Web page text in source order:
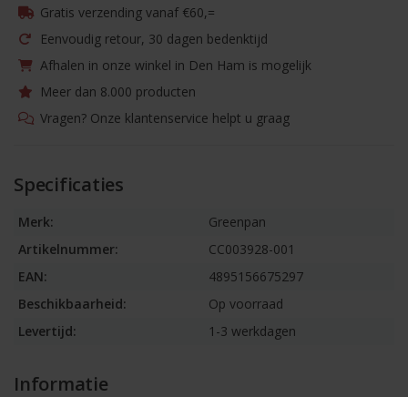
Gratis verzending vanaf €60,=
Eenvoudig retour, 30 dagen bedenktijd
Afhalen in onze winkel in Den Ham is mogelijk
Meer dan 8.000 producten
Vragen? Onze klantenservice helpt u graag
Specificaties
Merk:
Greenpan
Artikelnummer:
CC003928-001
EAN:
4895156675297
Beschikbaarheid:
Op voorraad
Levertijd:
1-3 werkdagen
Informatie